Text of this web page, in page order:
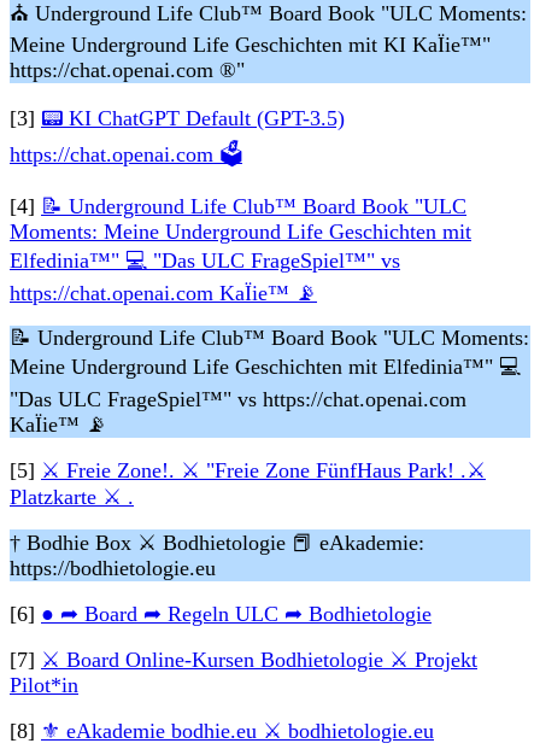
⛪ Underground Life Club™ Board Book "ULC Moments:
Meine Underground Life Geschichten mit KI KaÏie™"
https://chat.openai.com ®"
[3] 📟 KI ChatGPT Default (GPT-3.5)
https://chat.openai.com 🗳
[4] 📝 Underground Life Club™ Board Book "ULC
Moments: Meine Underground Life Geschichten mit
Elfedinia™" 💻 "Das ULC FrageSpiel™" vs
https://chat.openai.com KaÏie™ 📡
📝 Underground Life Club™ Board Book "ULC Moments:
Meine Underground Life Geschichten mit Elfedinia™" 💻
"Das ULC FrageSpiel™" vs https://chat.openai.com
KaÏie™ 📡
[5] ⚔ Freie Zone!. ⚔ "Freie Zone FünfHaus Park! .⚔
Platzkarte ⚔ .
† Bodhie Box ⚔ Bodhietologie 📕 eAkademie:
https://bodhietologie.eu
[6] ● ➦ Board ➦ Regeln ULC ➦ Bodhietologie
[7] ⚔ Board Online-Kursen Bodhietologie ⚔ Projekt
Pilot*in
[8] ⚜ eAkademie bodhie.eu ⚔ bodhietologie.eu